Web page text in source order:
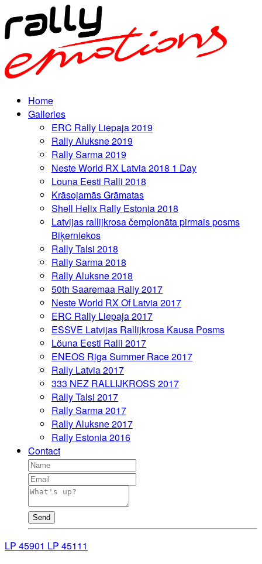
Home
Galleries
ERC Rally Liepaja 2019
Rally Aluksne 2019
Rally Sarma 2019
Neste World RX Latvia 2018 1 Day
Louna Eesti Ralli 2018
Krāsojamās Grāmatas
Shell Helix Rally Estonia 2018
Latvijas rallijkrosa čempionāta pirmais posms
Biķerniekos
Rally Talsi 2018
Rally Sarma 2018
Rally Aluksne 2018
50th Saaremaa Rally 2017
Neste World RX Of Latvia 2017
ERC Rally Liepaja 2017
ESSVE Latvijas Rallijkrosa Kausa Posms
Lõuna Eesti Ralli 2017
ENEOS Riga Summer Race 2017
Rally Latvia 2017
333 NEZ RALLIJKROSS 2017
Rally Talsi 2017
Rally Sarma 2017
Rally Aluksne 2017
Rally Estonia 2016
Contact
Send
LP 45901 LP 45111